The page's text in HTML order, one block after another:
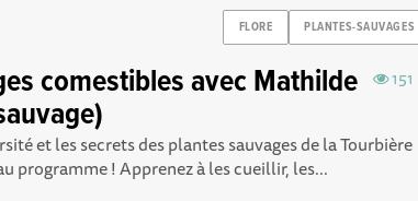
FLORE PLANTES-SAUVAGES
151
comestibles avec Mathilde
et les secrets des plantes sauvages de la Tourbière
programme ! Apprenez à les cueillir, les...